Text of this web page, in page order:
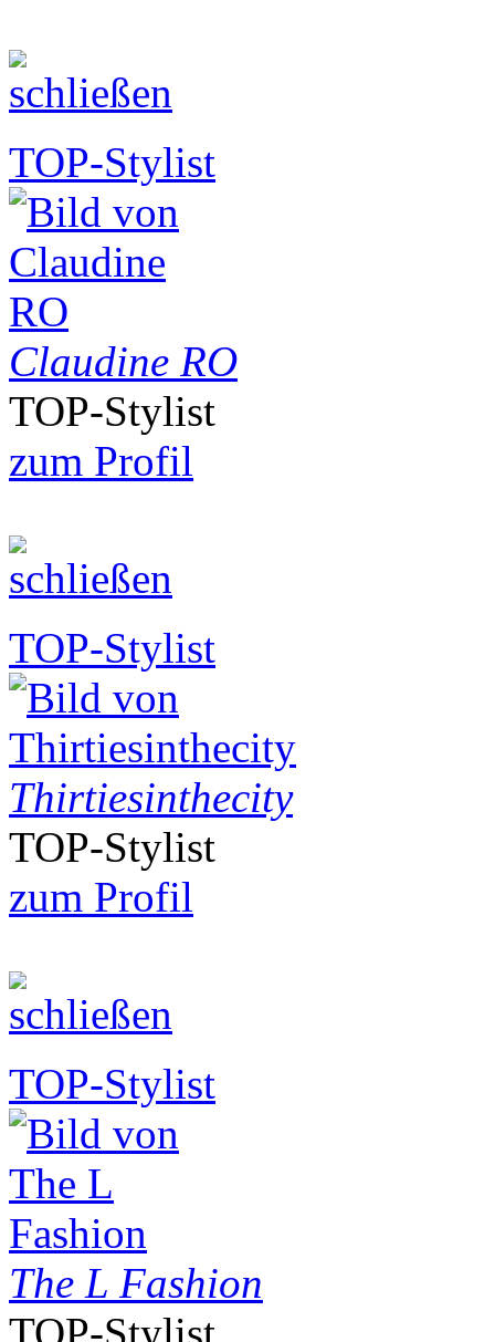
TOP-Stylist
Claudine RO
TOP-Stylist
zum Profil
TOP-Stylist
Thirtiesinthecity
TOP-Stylist
zum Profil
TOP-Stylist
The L Fashion
TOP-Stylist